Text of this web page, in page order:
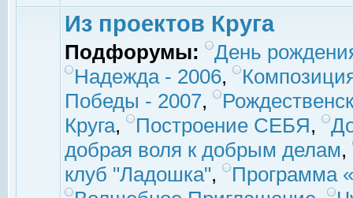
Из проектов Круга
Подфорумы:
День
Надежда - 2006,
Победы - 2007,
Круга, Построение СЕБЯ,
добрая воля к добрым делам,
клуб "Ладошка",
Программа